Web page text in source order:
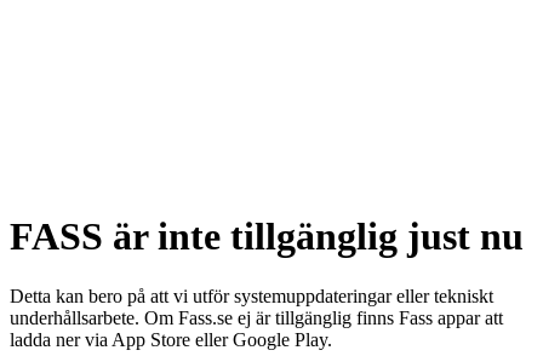
FASS är inte tillgänglig just nu
Detta kan bero på att vi utför systemuppdateringar eller tekniskt
underhållsarbete. Om Fass.se ej är tillgänglig finns Fass appar att
ladda ner via App Store eller Google Play.